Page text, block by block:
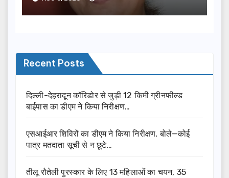
Recent Posts
दिल्ली-देहरादून कॉरिडोर से जुड़ी 12 किमी ग्रीनफील्ड
बाईपास का डीएम ने किया निरीक्षण…
एसआईआर शिविरों का डीएम ने किया निरीक्षण, बोले—कोई
पात्र मतदाता सूची से न छूटे…
तीलू रौतेली पुरस्कार के लिए 13 महिलाओं का चयन, 35